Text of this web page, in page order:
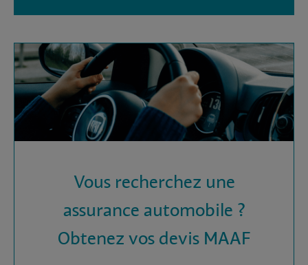
Vous recherchez une
assurance automobile ?
Obtenez vos devis MAAF